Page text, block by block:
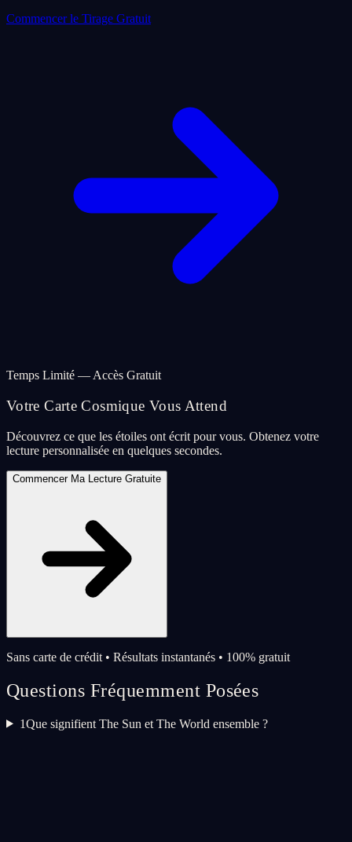
Commencer le Tirage Gratuit
Temps Limité — Accès Gratuit
Votre Carte Cosmique Vous Attend
Découvrez ce que les étoiles ont écrit pour vous. Obtenez votre
lecture personnalisée en quelques secondes.
Commencer Ma Lecture Gratuite
Sans carte de crédit • Résultats instantanés • 100% gratuit
Questions Fréquemment Posées
1Que signifient The Sun et The World ensemble ?